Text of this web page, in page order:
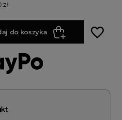
do koszyka favorite_border